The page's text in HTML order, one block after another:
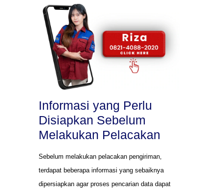
Informasi yang Perlu
Disiapkan Sebelum
Melakukan Pelacakan
Sebelum melakukan pelacakan pengiriman,
terdapat beberapa informasi yang sebaiknya
dipersiapkan agar proses pencarian data dapat